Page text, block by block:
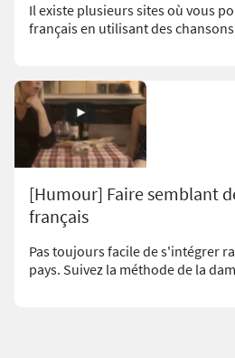
Il existe plusieurs sites où vous
français en utilisant des
[Humour] Faire semblant
français
Pas toujours facile de s'intégrer
pays. Suivez la méthode de la